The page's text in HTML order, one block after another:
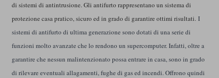
di sistemi di antintrusione. Gli antifurto rappresentano un sistema di
protezione casa pratico, sicuro ed in grado di garantire ottimi risultati. I
sistemi di antifurto di ultima generazione sono dotati di una serie di
funzioni molto avanzate che lo rendono un supercomputer. Infatti, oltre a
garantire che nessun malintenzionato possa entrare in casa, sono in grado
di rilevare eventuali allagamenti, fughe di gas ed incendi. Offrono quindi